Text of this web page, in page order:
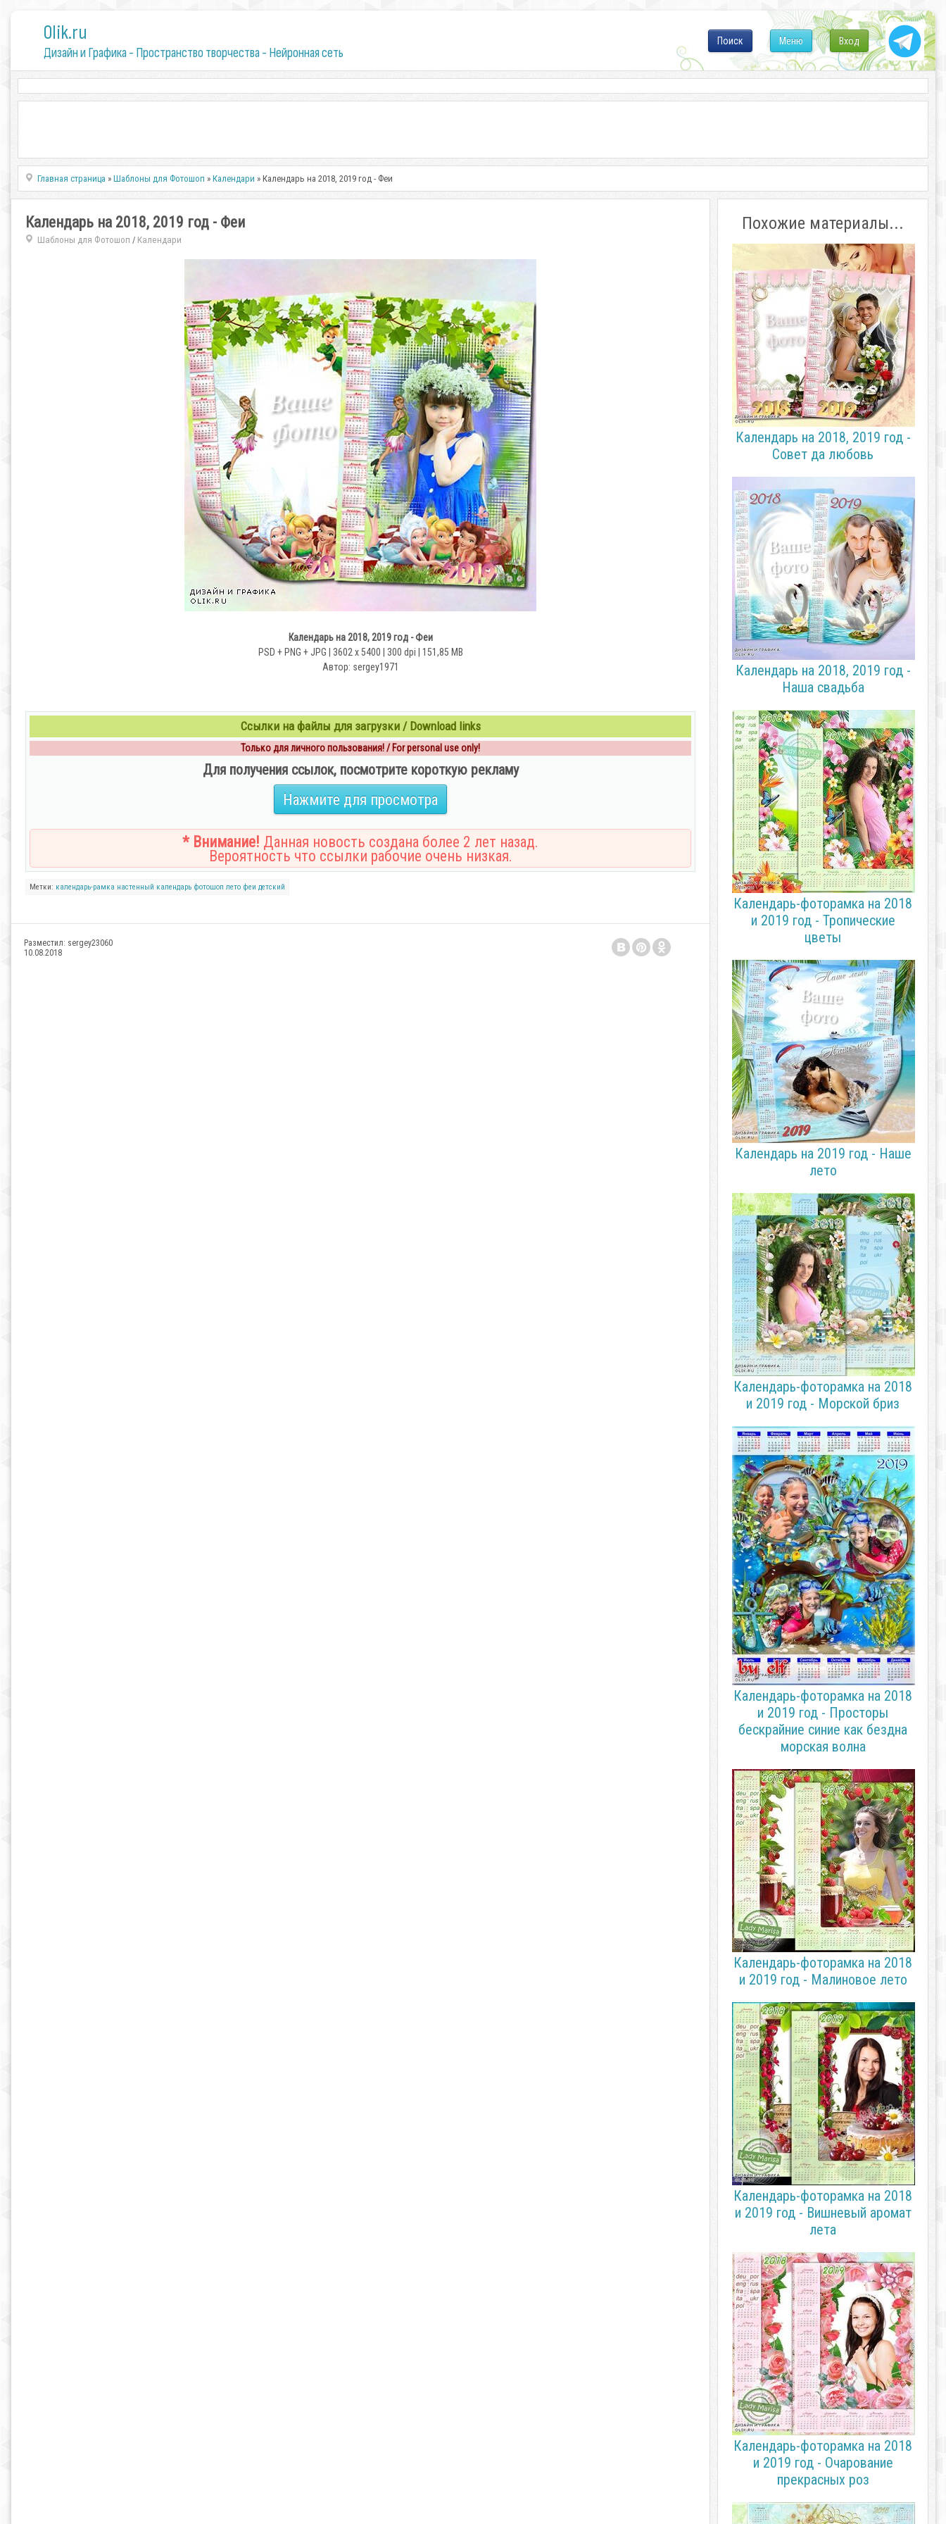
0lik.ru
Дизайн и Графика - Пространство творчества - Нейронная сеть
Вход
Меню
Поиск
Главная страница »Шаблоны для Фотошоп »Календари » Календарь на 2018, 2019 год - Феи
Календарь на 2018, 2019 год - Феи
Шаблоны для Фотошоп / Календари
Календарь на 2018, 2019 год - Феи
PSD + PNG + JPG | 3602 x 5400 | 300 dpi | 151,85 MB
Автор: sergey1971
Ссылки на файлы для загрузки / Download links
Только для личного пользования! / For personal use only!
Для получения ссылок, посмотрите короткую рекламу
Нажмите для просмотра
* Внимание! Данная новость создана более 2 лет назад.
Вероятность что ссылки рабочие очень низкая.
Метки: календарь-рамка настенный календарь фотошоп лето феи детский
Разместил: sergey23060
10.08.2018
Похожие материалы...
Календарь на 2018, 2019 год -
Совет да любовь
Календарь на 2018, 2019 год -
Наша свадьба
Календарь-фоторамка на 2018
и 2019 год - Тропические
цветы
Календарь на 2019 год - Наше
лето
Календарь-фоторамка на 2018
и 2019 год - Морской бриз
Календарь-фоторамка на 2018
и 2019 год - Просторы
бескрайние синие как бездна
морская волна
Календарь-фоторамка на 2018
и 2019 год - Малиновое лето
Календарь-фоторамка на 2018
и 2019 год - Вишневый аромат
лета
Календарь-фоторамка на 2018
и 2019 год - Очарование
прекрасных роз